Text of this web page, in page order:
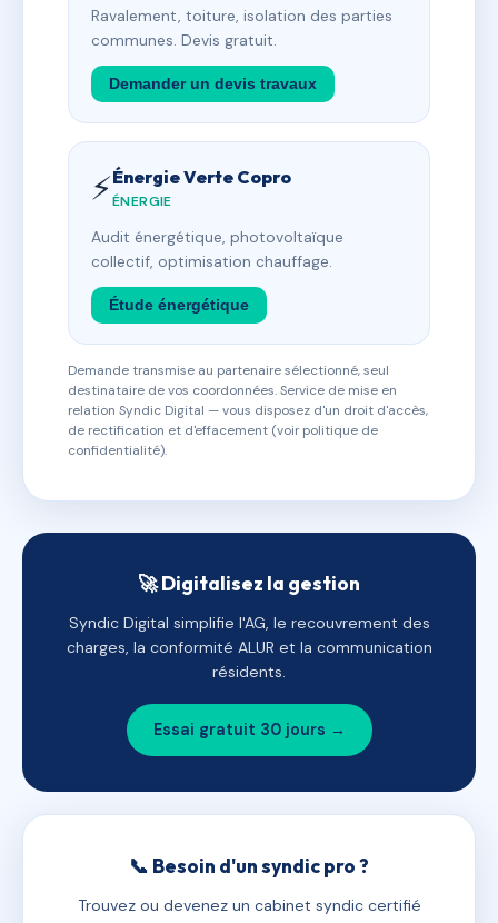
Ravalement, toiture, isolation des parties
communes. Devis gratuit.
Demander un devis travaux
⚡Énergie Verte Copro
ÉNERGIE
Audit énergétique, photovoltaïque
collectif, optimisation chauffage.
Étude énergétique
Demande transmise au partenaire sélectionné, seul
destinataire de vos coordonnées. Service de mise en
relation Syndic Digital — vous disposez d'un droit d'accès,
de rectification et d'effacement (voir politique de
confidentialité).
🚀 Digitalisez la gestion
Syndic Digital simplifie l'AG, le recouvrement des
charges, la conformité ALUR et la communication
résidents.
Essai gratuit 30 jours →
📞 Besoin d'un syndic pro ?
Trouvez ou devenez un cabinet syndic certifié